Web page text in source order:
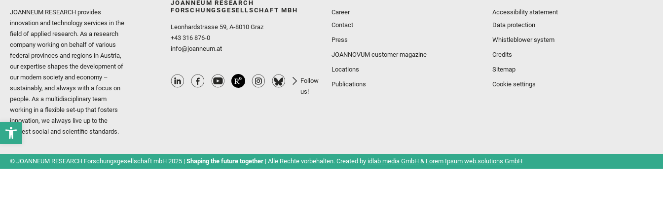
JOANNEUM RESEARCH provides
innovation and technology services in the
field of applied research. As a research
company working on behalf of various
federal provinces and regions in Austria,
our expertise shapes the development of
our modern society and economy –
sustainably, and always with a focus on
people. As a multidisciplinary team
working in a flexible set-up that fosters
innovation, we always live up to the
highest social and scientific standards.
JOANNEUM RESEARCH
FORSCHUNGSGESELLSCHAFT MBH
Leonhardstrasse 59, A-8010 Graz
+43 316 876-0
info@joanneum.at
Follow
us!
Career
Contact
Press
JOANNOVUM customer magazine
Locations
Publications
Accessibility statement
Data protection
Whistleblower system
Credits
Sitemap
Cookie settings
© JOANNEUM RESEARCH Forschungsgesellschaft mbH 2025 | Shaping the future together | Alle Rechte vorbehalten. Created by idlab media GmbH & Lorem Ipsum web.solutions GmbH